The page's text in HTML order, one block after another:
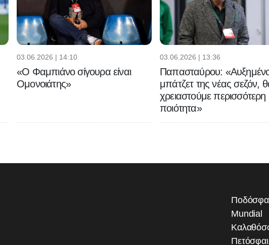
03.06.2026 | 14:10
«Ο Φαμπιάνο σίγουρα είναι
Ομονοιάτης»
03.06.2026 | 13:36
Παπασταύρου:
μπάτζετ της νέας σεζόν,
χρειαστούμε περισσότερη
ποιότητα»
Mundial